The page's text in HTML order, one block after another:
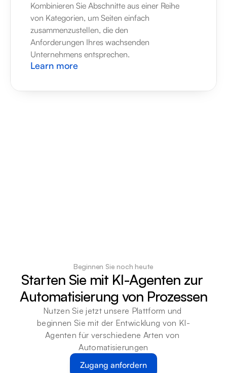
Kombinieren Sie Abschnitte aus einer Reihe
von Kategorien, um Seiten einfach
zusammenzustellen, die den
Anforderungen Ihres wachsenden
Unternehmens entsprechen.
Learn more
Beginnen Sie noch heute
Starten Sie mit KI-Agenten zur
Automatisierung von Prozessen
Nutzen Sie jetzt unsere Plattform und
beginnen Sie mit der Entwicklung von KI-
Agenten für verschiedene Arten von
Automatisierungen
Zugang anfordern